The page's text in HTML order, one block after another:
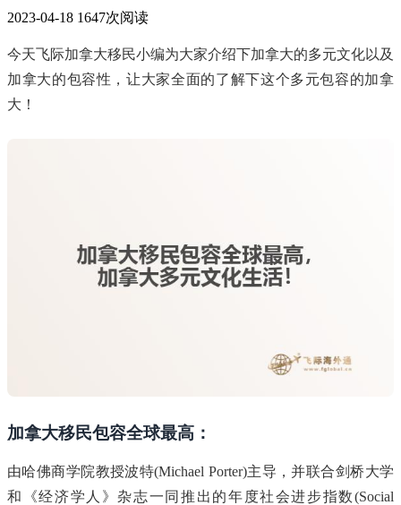
2023-04-18 1647次阅读
今天飞际加拿大移民小编为大家介绍下加拿大的多元文化以及
加拿大的包容性，让大家全面的了解下这个多元包容的加拿
大！
加拿大移民包容全球最高：
由哈佛商学院教授波特(Michael Porter)主导，并联合剑桥大学
和《经济学人》杂志一同推出的年度社会进步指数(Social